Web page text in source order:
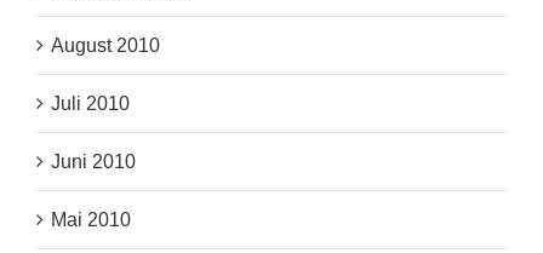
August 2010
Juli 2010
Juni 2010
Mai 2010